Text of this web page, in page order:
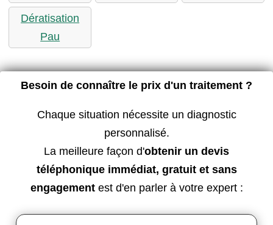
Dératisation
Pau
Besoin de connaître le prix d'un traitement ?
Chaque situation nécessite un diagnostic
personnalisé.
La meilleure façon d'obtenir un devis
téléphonique immédiat, gratuit et sans
engagementest d'en parler à votre expert :